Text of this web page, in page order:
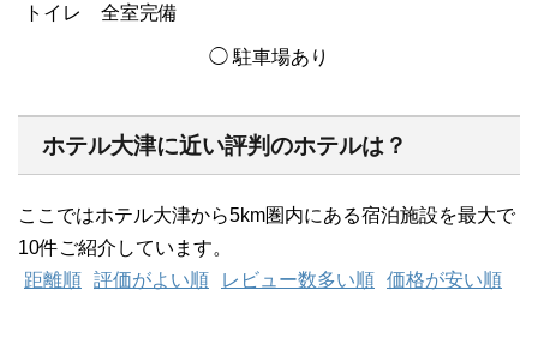
トイレ 全室完備
◯ 駐車場あり
ホテル大津に近い評判のホテルは？
ここではホテル大津から5km圏内にある宿泊施設を最大で
10件ご紹介しています。
距離順 評価がよい順 レビュー数多い順 価格が安い順